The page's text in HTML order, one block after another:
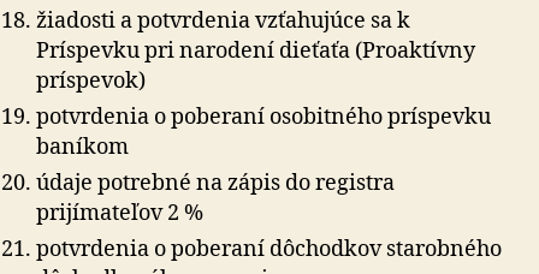
žiadosti a potvrdenia vzťahujúce sa k
Príspevku pri narodení dieťaťa (Proaktívny
príspevok)
potvrdenia o poberaní osobitného príspevku
baníkom
údaje potrebné na zápis do registra
prijímateľov 2 %
potvrdenia o poberaní dôchodkov starobného